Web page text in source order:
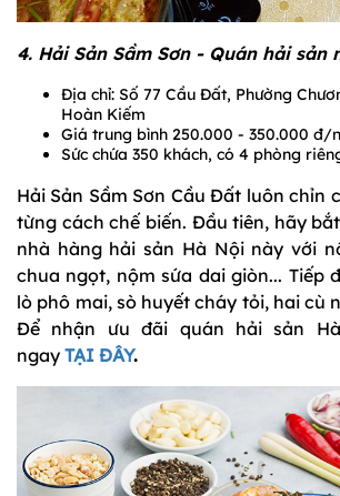
4. Hải Sản Sầm Sơn - Quán hải sản
Địa chỉ: Số 77 Cầu Đất, Phường
Hoàn Kiếm
Giá trung bình 250.000 - 350.000 đ/
Sức chứa 350 khách, có 4 phòng
Hải Sản Sầm Sơn Cầu Đất luôn chỉn
từng cách chế biến. Đầu tiên, hãy
nhà hàng hải sản Hà Nội này với
chua ngọt, nộm sứa dai giòn... Tiếp
lò phô mai, sò huyết cháy tỏi, hai cù
Để nhận ưu đãi quán hải sản
ngay TẠI ĐÂY.